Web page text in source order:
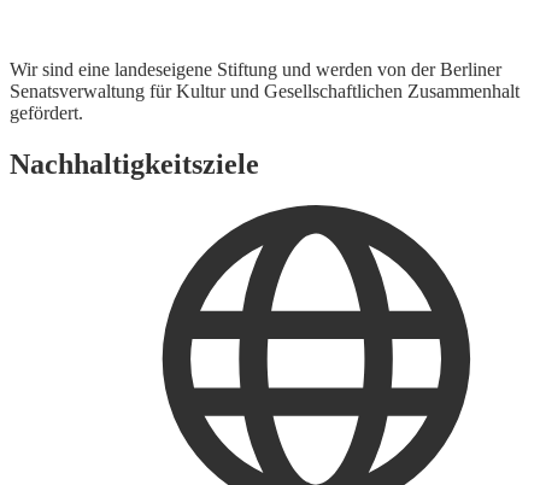
Wir sind eine landeseigene Stiftung und werden von der Berliner
Senatsverwaltung für Kultur und Gesellschaftlichen Zusammenhalt
gefördert.
Nachhaltigkeitsziele